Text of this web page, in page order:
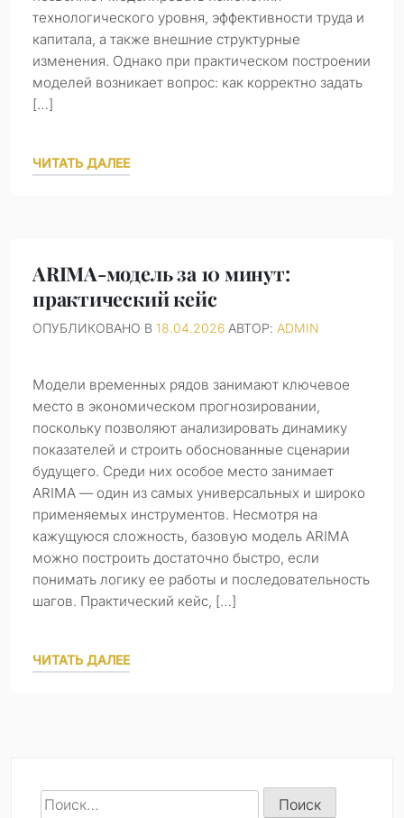
технологического уровня, эффективности труда и
капитала, а также внешние структурные
изменения. Однако при практическом построении
моделей возникает вопрос: как корректно задать
[…]
ЧИТАТЬ ДАЛЕЕ
ARIMA-модель за 10 минут:
практический кейс
ОПУБЛИКОВАНО В 18.04.2026 АВТОР: ADMIN
Модели временных рядов занимают ключевое
место в экономическом прогнозировании,
поскольку позволяют анализировать динамику
показателей и строить обоснованные сценарии
будущего. Среди них особое место занимает
ARIMA — один из самых универсальных и широко
применяемых инструментов. Несмотря на
кажущуюся сложность, базовую модель ARIMA
можно построить достаточно быстро, если
понимать логику ее работы и последовательность
шагов. Практический кейс, […]
ЧИТАТЬ ДАЛЕЕ
Найти: